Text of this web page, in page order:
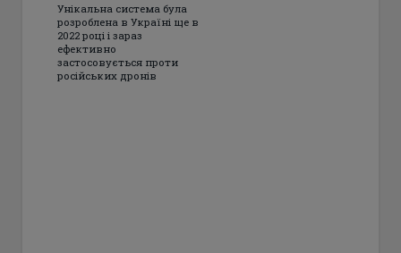
Унікальна система була
розроблена в Україні ще в
2022 році і зараз
ефективно
застосовується проти
російських дронів